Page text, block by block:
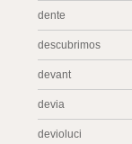
dente
descubrimos
devant
devia
devioluci